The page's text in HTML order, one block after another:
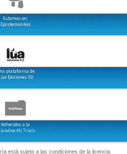
Estamos en:
Epistemonikos
plataforma de:
Lúa Ediciones 3.0
Adheridos a la
All Trials
está sujeto a las condiciones de la licencia